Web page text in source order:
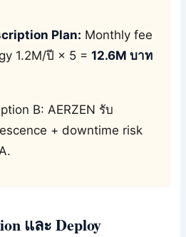
Plan: Monthly fee
1.2M/ปี × 5 =12.6M บาท
B: AERZEN รับ
+ downtime risk
และ Deploy